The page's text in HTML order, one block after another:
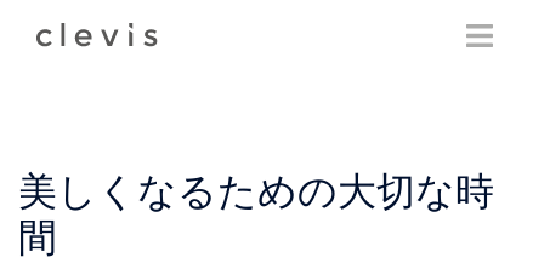
美しくなるための大切な時
間